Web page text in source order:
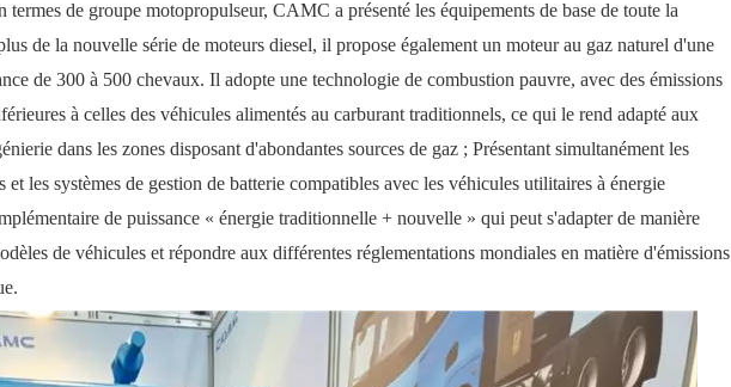
de groupe motopropulseur, CAMC a présenté les équipements de base de toute la
de la nouvelle série de moteurs diesel, il propose également un moteur au gaz naturel d'une
de 300 à 500 chevaux. Il adopte une technologie de combustion pauvre, avec des émissions
à celles des véhicules alimentés au carburant traditionnels, ce qui le rend adapté aux
dans les zones disposant d'abondantes sources de gaz ; Présentant simultanément les
et les systèmes de gestion de batterie compatibles avec les véhicules utilitaires à énergie
de puissance « énergie traditionnelle + nouvelle » qui peut s'adapter de manière
de véhicules et répondre aux différentes réglementations mondiales en matière d'émissions